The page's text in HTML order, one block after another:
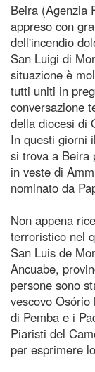
Beira (Agenzia
appreso con
dell'incendio
San Luigi di
situazione è
tutti uniti in
conversazione
della diocesi di
In questi giorni
si trova a Beira
in veste di
nominato da
Non appena
terroristico nel
San Luis de
Ancuabe,
persone sono
vescovo
di Pemba e i
Piaristi del
per esprimere